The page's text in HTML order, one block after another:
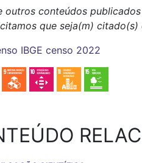
conteúdos
que seja(m)
IBGE censo 2022